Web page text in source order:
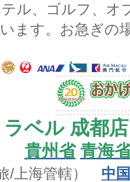
ル、ゴルフ、オ
ます。お急ぎの
ベル 成都店
貴州省 青海
/上海管轄） 中